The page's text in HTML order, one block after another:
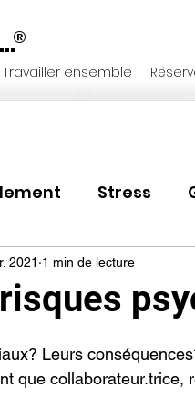
®
Travailler ensemble
Stress
Changement
2021 1 min de lecture
Leurs
que collaborateur.trice,